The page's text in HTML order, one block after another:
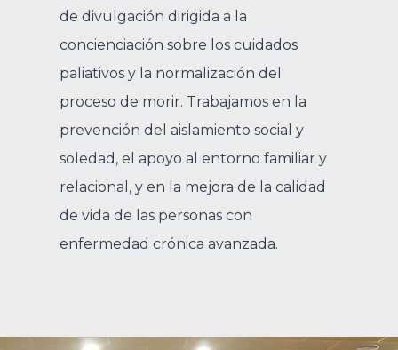
de divulgación dirigida a la
concienciación sobre los cuidados
paliativos y la normalización del
proceso de morir. Trabajamos en la
prevención del aislamiento social y
soledad, el apoyo al entorno familiar y
relacional, y en la mejora de la calidad
de vida de las personas con
enfermedad crónica avanzada.